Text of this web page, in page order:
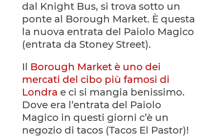
dal Knight Bus, si trova sotto un
ponte al Borough Market. È questa
la nuova entrata del Paiolo Magico
(entrata da Stoney Street).
Il Borough Market è uno dei
mercati del cibo più famosi di
Londra e ci si mangia benissimo.
Dove era l’entrata del Paiolo
Magico in questi giorni c’è un
negozio di tacos (Tacos El Pastor)!